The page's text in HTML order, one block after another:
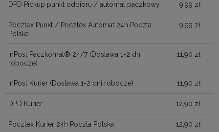
DPD Pickup punkt odbioru / automat paczkowy 9,99 zł
Pocztex Punkt / Pocztex Automat 24h Poczta
Polska
9,99 zł
InPost Paczkomat® 24/7 (Dostawa 1-2 dni
robocze)
11,90 zł
InPost Kurier (Dostawa 1-2 dni robocze) 11,90 zł
DPD Kurier 12,90 zł
Pocztex Kurier 24h Poczta Polska 12,90 zł